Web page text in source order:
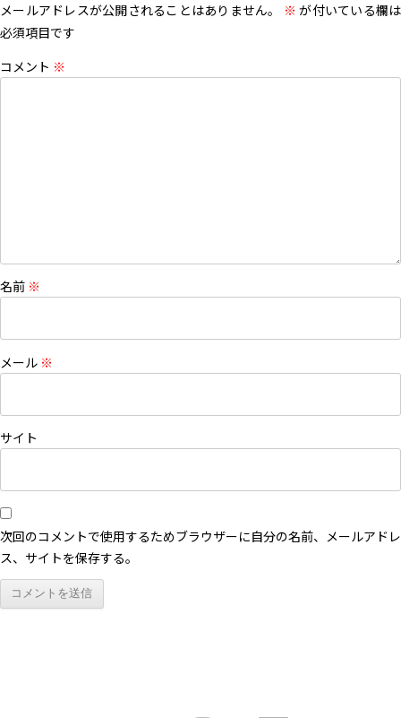
メールアドレスが公開されることはありません。 ※ が付いている欄は
必須項目です
コメント ※
名前 ※
メール ※
サイト
次回のコメントで使用するためブラウザーに自分の名前、メールアドレ
ス、サイトを保存する。